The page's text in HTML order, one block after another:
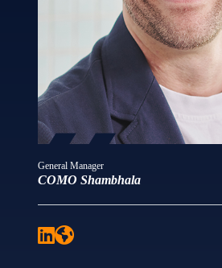
General Manager
COMO Shambhala